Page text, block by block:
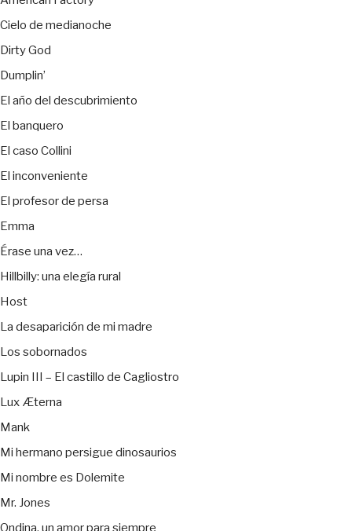
Cielo de medianoche
Dirty God
Dumplin’
El año del descubrimiento
El banquero
El caso Collini
El inconveniente
El profesor de persa
Emma
Érase una vez…
Hillbilly: una elegía rural
Host
La desaparición de mi madre
Los sobornados
Lupin III – El castillo de Cagliostro
Lux Æterna
Mank
Mi hermano persigue dinosaurios
Mi nombre es Dolemite
Mr. Jones
Ondina, un amor para siempre